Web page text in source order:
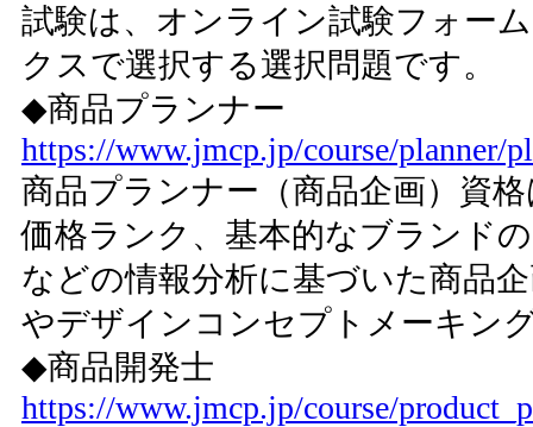
試験は、オンライン試験フォー
クスで選択する選択問題です。
◆商品プランナー
https://www.jmcp.jp/course/planner/
商品プランナー（商品企画）資
価格ランク、基本的なブランド
などの情報分析に基づいた商品
やデザインコンセプトメーキン
◆商品開発士
https://www.jmcp.jp/course/